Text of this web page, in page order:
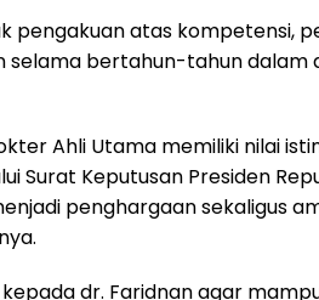
pengakuan atas kompetensi,
selama bertahun-tahun dalam
Ahli Utama memiliki nilai
Surat Keputusan Presiden
penghargaan sekaligus
dr. Faridnan agar